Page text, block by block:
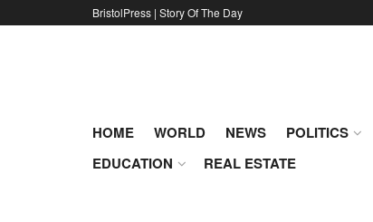
BristolPress | Story Of The Day
HOME WORLD NEWS POLITICS
EDUCATION
REAL ESTATE